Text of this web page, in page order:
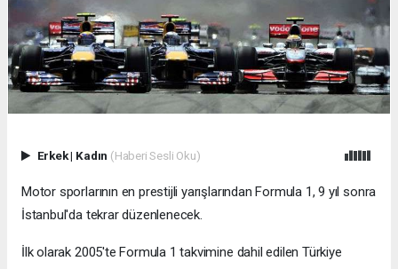
Erkek| Kadın (Haberi Sesli Oku)
Motor sporlarının en prestijli yarışlarından Formula 1, 9 yıl sonra
İstanbul'da tekrar düzenlenecek.
İlk olarak 2005'te Formula 1 takvimine dahil edilen Türkiye